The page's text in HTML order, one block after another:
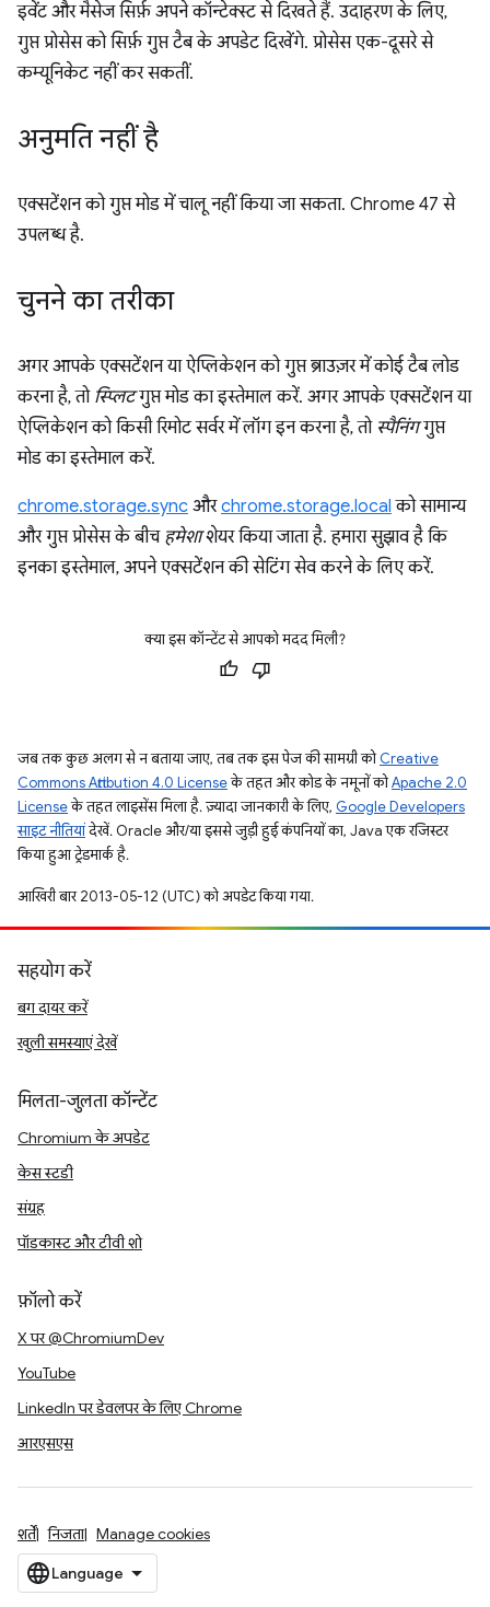
इवेंट और मैसेज सिर्फ़ अपने कॉन्टेक्स्ट से दिखते हैं. उदाहरण के लिए,
गुप्त प्रोसेस को सिर्फ़ गुप्त टैब के अपडेट दिखेंगे. प्रोसेस एक-दूसरे से
कम्यूनिकेट नहीं कर सकतीं.
अनुमति नहीं है
एक्सटेंशन को गुप्त मोड में चालू नहीं किया जा सकता. Chrome 47 से
उपलब्ध है.
चुनने का तरीका
अगर आपके एक्सटेंशन या ऐप्लिकेशन को गुप्त ब्राउज़र में कोई टैब लोड
करना है, तो स्प्लिटगुप्त मोड का इस्तेमाल करें. अगर आपके एक्सटेंशन या
ऐप्लिकेशन को किसी रिमोट सर्वर में लॉग इन करना है, तो स्पैनिंगगुप्त
मोड का इस्तेमाल करें.
chrome.storage.sync औरchrome.storage.local को सामान्य
और गुप्त प्रोसेस के बीच हमेशाशेयर किया जाता है. हमारा सुझाव है कि
इनका इस्तेमाल, अपने एक्सटेंशन की सेटिंग सेव करने के लिए करें.
क्या इस कॉन्टेंट से आपको मदद मिली?
जब तक कुछ अलग से न बताया जाए, तब तक इस पेज की सामग्री कोCreative
Commons Attribution 4.0 Licenseके तहत और कोड के नमूनों कोApache 2.0
Licenseके तहत लाइसेंस मिला है. ज़्यादा जानकारी के लिए, Google Developers
साइट नीतियांदेखें. Oracle और/या इससे जुड़ी हुई कंपनियों का, Java एक रजिस्टर
किया हुआ ट्रेडमार्क है.
आखिरी बार 2013-05-12 (UTC) को अपडेट किया गया.
सहयोग करें
बग दायर करें
खुली समस्याएं देखें
मिलता-जुलता कॉन्टेंट
Chromium के अपडेट
केस स्टडी
संग्रह
पॉडकास्ट और टीवी शो
फ़ॉलो करें
X पर @ChromiumDev
YouTube
LinkedIn पर डेवलपर के लिए Chrome
आरएसएस
शर्तें निजता Manage cookies